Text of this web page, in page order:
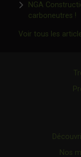
NGA
carboneutres !
Voir tous les
Nos